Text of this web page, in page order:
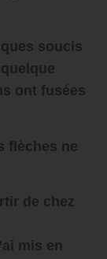
soucis
ont fusées
flèches ne
de chez
mis en